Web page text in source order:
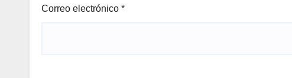
Correo electrónico *